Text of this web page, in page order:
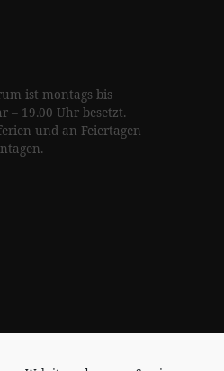
ist montags bis
– 19.00 Uhr besetzt.
und an Feiertagen